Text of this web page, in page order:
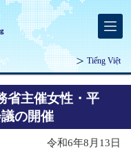
Tiếng Việt
省主催女性・平
の開催
令和6年8月13日